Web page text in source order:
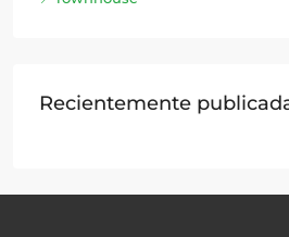
Recientemente